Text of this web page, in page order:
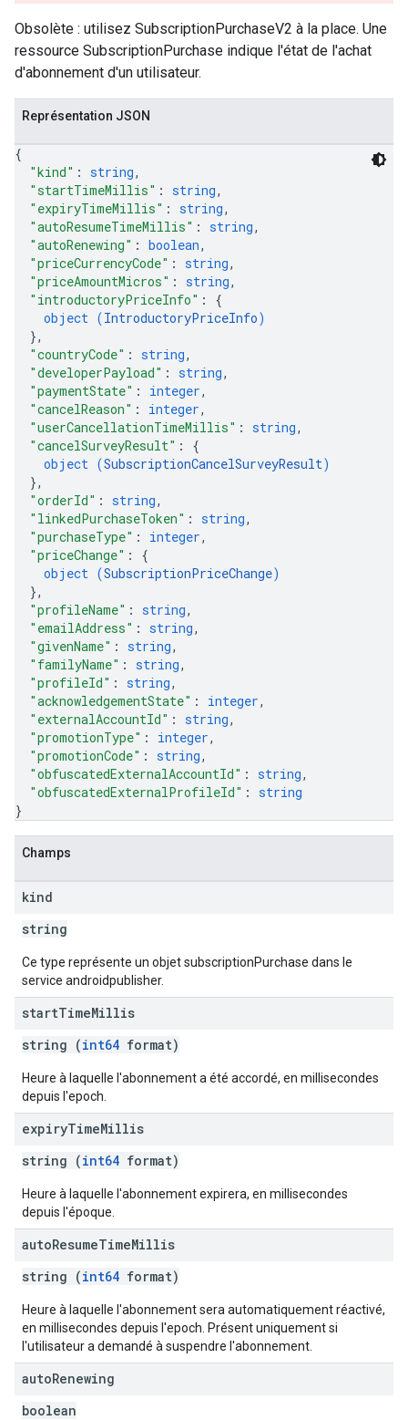
Obsolète : utilisez SubscriptionPurchaseV2 à la place. Une
ressource SubscriptionPurchase indique l'état de l'achat
d'abonnement d'un utilisateur.
Représentation JSON
{
"kind" : string,
"startTimeMillis" : string,
"expiryTimeMillis" : string,
"autoResumeTimeMillis" : string,
"autoRenewing" : boolean,
"priceCurrencyCode" : string,
"priceAmountMicros" : string,
"introductoryPriceInfo" : {
object (IntroductoryPriceInfo)
},
"countryCode" : string,
"developerPayload" : string,
"paymentState" : integer,
"cancelReason" : integer,
"userCancellationTimeMillis" : string,
"cancelSurveyResult" : {
object (SubscriptionCancelSurveyResult)
},
"orderId" : string,
"linkedPurchaseToken" : string,
"purchaseType" : integer,
"priceChange" : {
object (SubscriptionPriceChange)
},
"profileName" : string,
"emailAddress" : string,
"givenName" : string,
"familyName" : string,
"profileId" : string,
"acknowledgementState" : integer,
"externalAccountId" : string,
"promotionType" : integer,
"promotionCode" : string,
"obfuscatedExternalAccountId" : string,
"obfuscatedExternalProfileId" : string
}
Champs
kind
string
Ce type représente un objet subscriptionPurchase dans le
service androidpublisher.
startTimeMillis
string (int64 format)
Heure à laquelle l'abonnement a été accordé, en millisecondes
depuis l'epoch.
expiryTimeMillis
string (int64 format)
Heure à laquelle l'abonnement expirera, en millisecondes
depuis l'époque.
autoResumeTimeMillis
string (int64 format)
Heure à laquelle l'abonnement sera automatiquement réactivé,
en millisecondes depuis l'epoch. Présent uniquement si
l'utilisateur a demandé à suspendre l'abonnement.
autoRenewing
boolean